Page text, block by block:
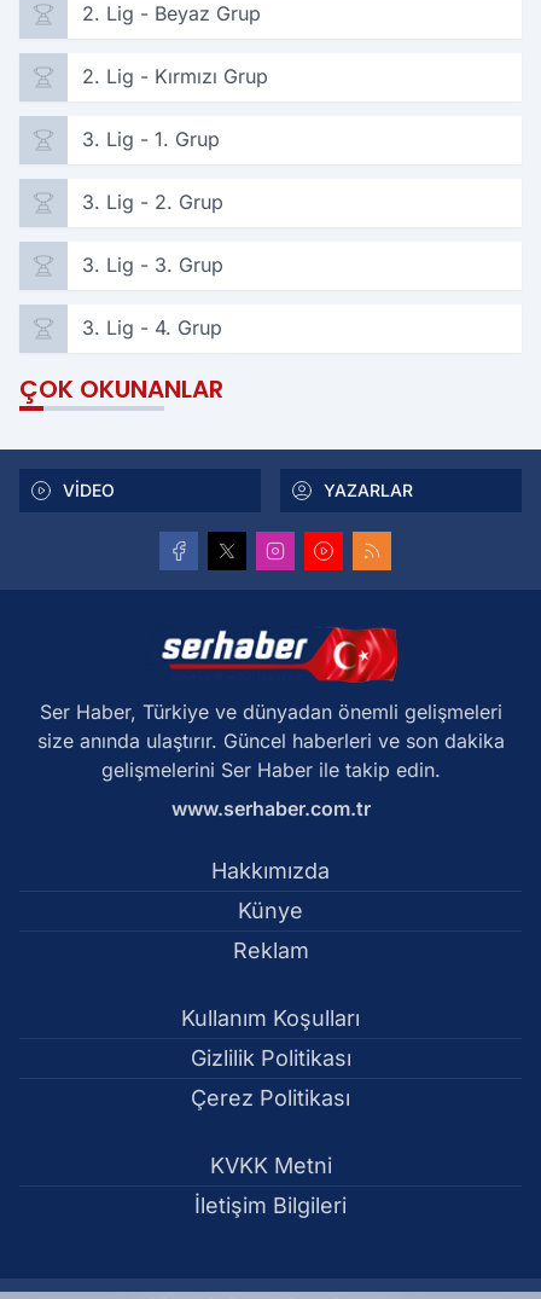
2. Lig - Beyaz Grup
2. Lig - Kırmızı Grup
3. Lig - 1. Grup
3. Lig - 2. Grup
3. Lig - 3. Grup
3. Lig - 4. Grup
ÇOK OKUNANLAR
VİDEO YAZARLAR
Ser Haber, Türkiye ve dünyadan önemli gelişmeleri
size anında ulaştırır. Güncel haberleri ve son dakika
gelişmelerini Ser Haber ile takip edin.
www.serhaber.com.tr
Hakkımızda
Künye
Reklam
Kullanım Koşulları
Gizlilik Politikası
Çerez Politikası
KVKK Metni
İletişim Bilgileri